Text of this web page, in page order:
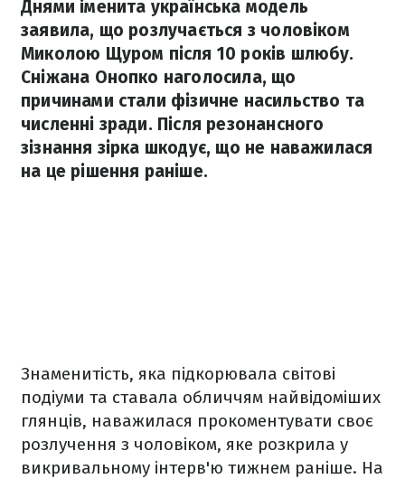
Днями іменита українська модель
заявила, що розлучається з чоловіком
Миколою Щуром після 10 років шлюбу.
Сніжана Онопко наголосила, що
причинами стали фізичне насильство та
численні зради. Після резонансного
зізнання зірка шкодує, що не наважилася
на це рішення раніше.
Знаменитість, яка підкорювала світові
подіуми та ставала обличчям найвідоміших
глянців, наважилася прокоментувати своє
розлучення з чоловіком, яке розкрила у
викривальному інтерв'ю тижнем раніше. На